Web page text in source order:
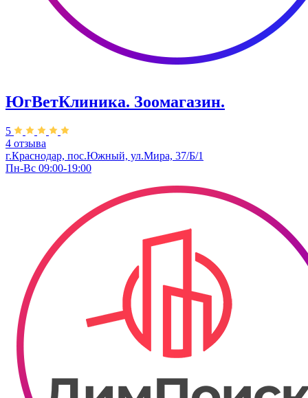
ЮгВетКлиника. Зоомагазин.
5
4 отзыва
г.Краснодар, пос.Южный, ул.Мира, 37/Б/1
Пн-Вс 09:00-19:00